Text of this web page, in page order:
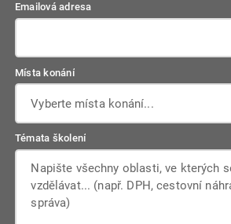
Emailová adresa
Místa konání
Vyberte místa konání...
Témata školení